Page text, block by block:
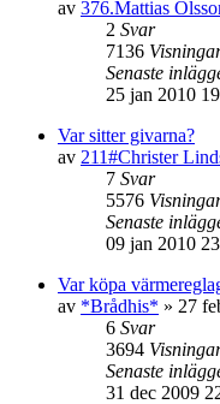
av 376.Mattias
2 Svar
7136
Senaste
25 jan 2010
Var sitter givarna?
av 211#Christer
7 Svar
5576
Senaste
09 jan 2010
Var köpa
av *Brådhis* » 27
6 Svar
3694
Senaste
31 dec 2009